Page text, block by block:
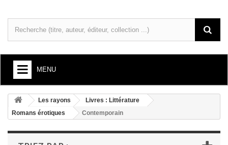
MENU
+
LIVRES : ARTS ET SOCIÉTÉ
+
LIVRES : LITTÉRATURE
+
LIVRES : JEUNESSE
Les rayons
Livres : Littérature
Romans érotiques
Contemporain